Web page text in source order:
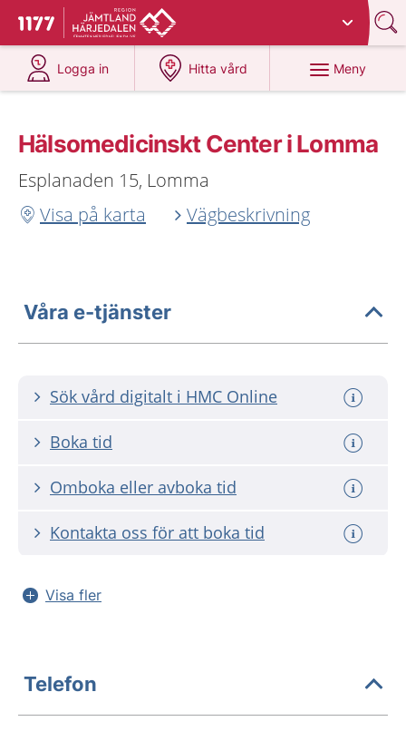
Till startsidan för 1177
Du har valt region
Logga in
på 1177.se
Hitta vård
på 1177.se
Meny
Hälsomedicinskt Center i Lomma
Esplanaden 15, Lomma
Visa på karta
Vägbeskrivning
Våra e-tjänster
Sök vård digitalt i HMC Online
Boka tid
Omboka eller avboka tid
Kontakta oss för att boka tid
Visa fler
Telefon